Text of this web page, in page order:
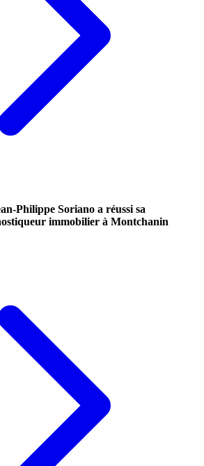
Philippe Soriano a réussi sa
immobilier à Montchanin